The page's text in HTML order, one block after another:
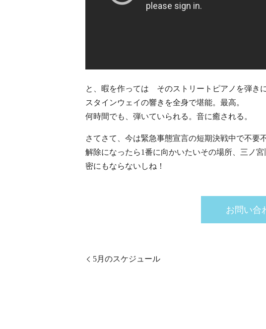
と、暇を作っては そのストリートピアノを弾き
スタインウェイの響きを全身で堪能。最高。
何時間でも、弾いていられる。音に癒される。
さてさて、今は緊急事態宣言の短期決戦中で不要
解除になったら1番に向かいたいその場所、三ノ宮
密にもならないしね！
お問い合
5月のスケジュール